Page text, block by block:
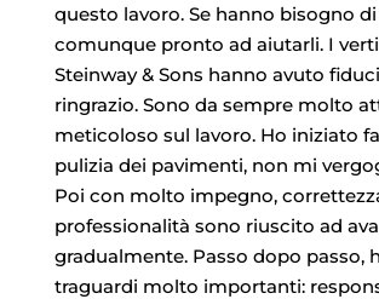
questo lavoro. Se hanno bisogno
comunque pronto ad aiutarli. I
Steinway & Sons hanno avuto
ringrazio. Sono da sempre molto
meticoloso sul lavoro. Ho iniziato
pulizia dei pavimenti, non mi
Poi con molto impegno,
professionalità sono riuscito ad
gradualmente. Passo dopo passo,
traguardi molto importanti: